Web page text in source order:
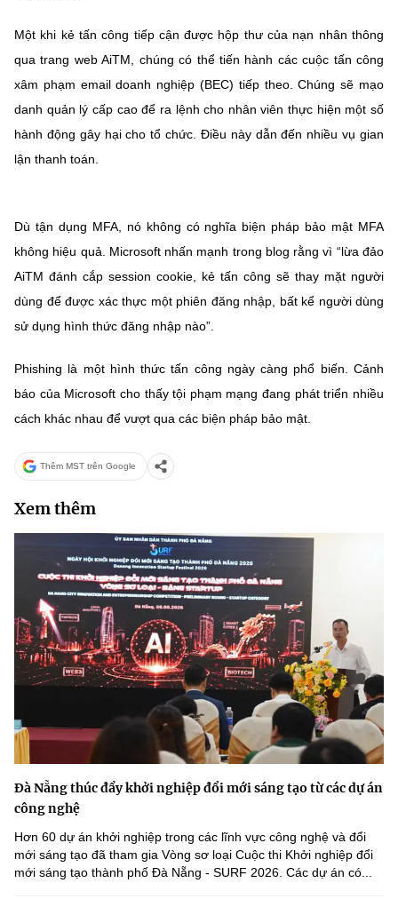
BỘ KHOA HỌC VÀ CÔNG NGHỆ
Điều khoản sử dụng Theo dõi MST: Góp ý
Giám đốc Trung tâm Truyền thông Khoa học và Công nghệ.
Liên hệ
Địa chỉ: Ban Biên tập Cổng TTĐT - 18 Nguyễn Du, TP. Hà Nội
Điện thoại: 024 3936 9506
Email:stc@mst.gov.vn
©2026 Bản quyền thuộc Bộ Khoa Học và Công Nghệ
website này)
Một khi kẻ tấn công tiếp cận được hộp thư của nạn nhân thông
qua trang web AiTM, chúng có thể tiến hành các cuộc tấn công
xâm phạm email doanh nghiệp (BEC) tiếp theo. Chúng sẽ mạo
danh quản lý cấp cao để ra lệnh cho nhân viên thực hiện một số
hành động gây hại cho tổ chức. Điều này dẫn đến nhiều vụ gian
lận thanh toán.
Dù tận dụng MFA, nó không có nghĩa biện pháp bảo mật MFA
không hiệu quả. Microsoft nhấn mạnh trong blog rằng vì “lừa đảo
AiTM đánh cắp session cookie, kẻ tấn công sẽ thay mặt người
dùng để được xác thực một phiên đăng nhập, bất kể người dùng
sử dụng hình thức đăng nhập nào”.
Phishing là một hình thức tấn công ngày càng phổ biến. Cảnh
báo của Microsoft cho thấy tội phạm mạng đang phát triển nhiều
cách khác nhau để vượt qua các biện pháp bảo mật.
Thêm MST trên Google
Xem thêm
Đà Nẵng thúc đẩy khởi nghiệp đổi mới sáng tạo từ các dự án
công nghệ
Hơn 60 dự án khởi nghiệp trong các lĩnh vực công nghệ và đổi
mới sáng tạo đã tham gia Vòng sơ loại Cuộc thi Khởi nghiệp đổi
mới sáng tạo thành phố Đà Nẵng - SURF 2026. Các dự án có...